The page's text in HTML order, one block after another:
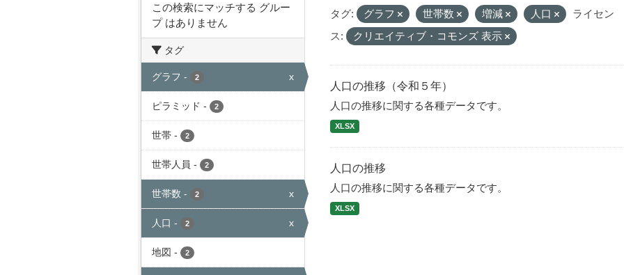
この検索にマッチする グルー
プ はありません
タグ
グラフ - 2 x
ピラミッド - 2
世帯 - 2
世帯人員 - 2
世帯数 - 2 x
人口 - 2 x
地図 - 2
タグ: グラフ 世帯数 増減 人口
ライセン
ス:
クリエイティブ・コモンズ 表示
人口の推移（令和５年）
人口の推移に関する各種データです。
XLSX
人口の推移
人口の推移に関する各種データです。
XLSX